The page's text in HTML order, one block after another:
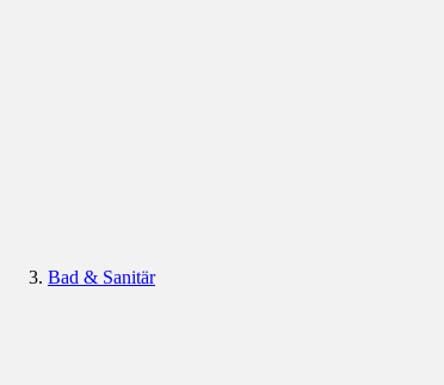
Bad & Sanitär